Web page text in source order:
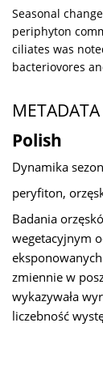
Seasonal
periphyton
ciliates was
bacteriovores
Polish
Dynamika
peryfiton,
Badania
wegetacyjnym
zmiennie w
wykazywała
liczebność